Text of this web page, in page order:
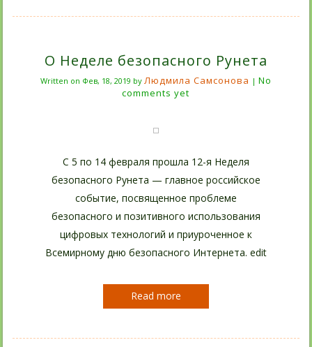
О Неделе безопасного Рунета
Written on Фев, 18, 2019 by Людмила Самсонова | No
comments yet
C 5 по 14 февраля прошла 12-я Неделя
безопасного Рунета — главное российское
событие, посвященное проблеме
безопасного и позитивного использования
цифровых технологий и приуроченное к
Всемирному дню безопасного Интернета. edit
Read more